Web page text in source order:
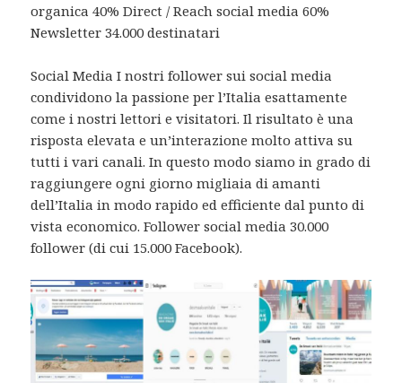
organica 40% Direct / Reach social media 60%
Newsletter 34.000 destinatari
Social Media I nostri follower sui social media
condividono la passione per l’Italia esattamente
come i nostri lettori e visitatori. Il risultato è una
risposta elevata e un’interazione molto attiva su
tutti i vari canali. In questo modo siamo in grado di
raggiungere ogni giorno migliaia di amanti
dell’Italia in modo rapido ed efficiente dal punto di
vista economico. Follower social media 30.000
follower (di cui 15.000 Facebook).